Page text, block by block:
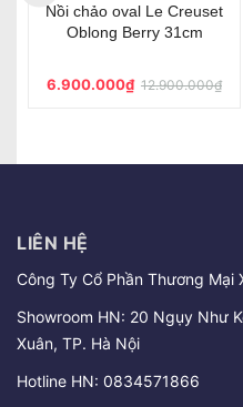
Nồi chảo oval Le Creuset
Oblong Berry 31cm
6.900.000₫ 12.900.000₫
LIÊN HỆ
Công Ty Cổ Phần Thương Mại
Showroom HN: 20 Ngụy Như
Xuân, TP. Hà Nội
Hotline HN: 0834571866